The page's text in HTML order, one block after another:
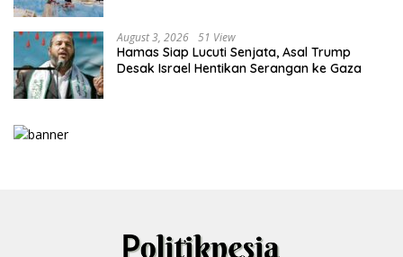
August 3, 2026 51 View
Hamas Siap Lucuti Senjata, Asal Trump
Desak Israel Hentikan Serangan ke Gaza